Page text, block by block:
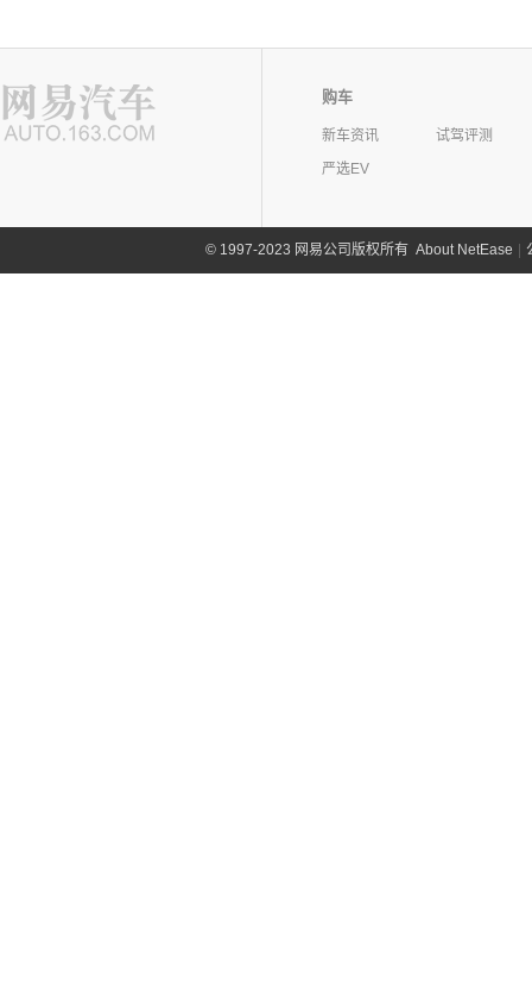
购车
新车资讯
试驾评测
严选EV
©1997-2023 网易公司版权所有 About NetEase